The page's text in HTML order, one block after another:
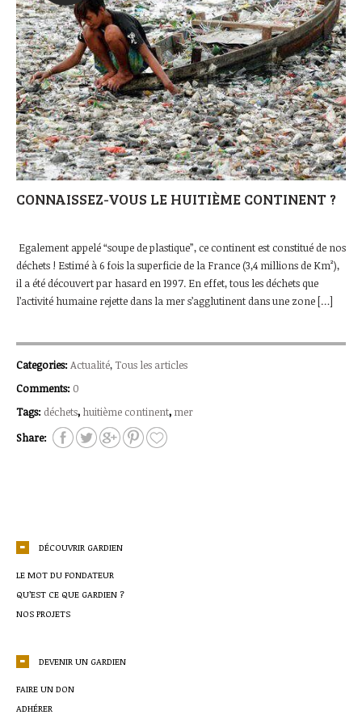
CONNAISSEZ-VOUS LE HUITIÈME CONTINENT ?
Egalement appelé “soupe de plastique”, ce continent est constitué de nos
déchets ! Estimé à 6 fois la superficie de la France (3,4 millions de Km²),
il a été découvert par hasard en 1997. En effet, tous les déchets que
l’activité humaine rejette dans la mer s’agglutinent dans une zone […]
Categories:Actualité, Tous les articles
Comments: 0
Tags: déchets, huitième continent, mer
Share:
DÉCOUVRIR GARDIEN
LE MOT DU FONDATEUR
QU’EST CE QUE GARDIEN ?
NOS PROJETS
DEVENIR UN GARDIEN
FAIRE UN DON
ADHÉRER